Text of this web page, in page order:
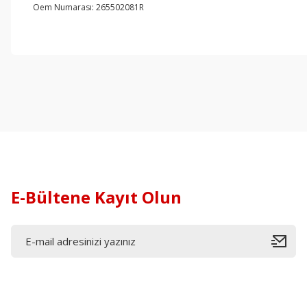
Oem Numarası: 265502081R
E-Bültene Kayıt Olun